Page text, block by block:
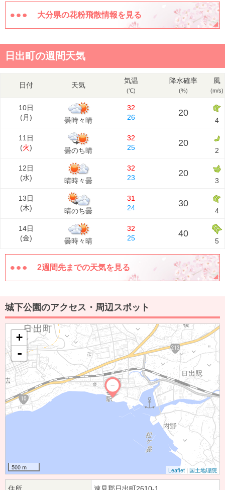
大分県の花粉飛散情報を見る
日出町の週間天気
日付 天気
気温
(℃)
降水確率
(%)
風
(m/s)
10日
(月) 曇時々晴
32
26
20
4
11日
(火) 曇のち晴
32
25
20
2
12日
(水) 晴時々曇
32
23
20
3
13日
(木) 晴のち曇
31
24
30
4
14日
(金) 曇時々晴
32
25
40
5
2週間先までの天気を見る
城下公園のアクセス・周辺スポット
+
-
500 m Leaflet | 国土地理院
住所 速見郡日出町2610-1